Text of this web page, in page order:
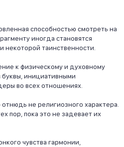
способностью смотреть на
иногда становятся
таинственности.
к физическому и духовному
инициативными
во всех отношениях.
не религиозного характера.
пор, пока это не задевает их
чувства гармонии,